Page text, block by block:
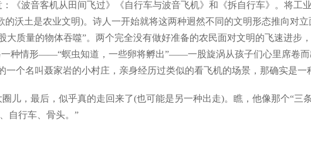
波音客机从田间飞过》《自行车与波音飞机》和《拆自行车》。将工
沃土是农业文明)。诗人一开始就将这两种迥然不同的文明形态推向对
质量的物体吞噬”。两个完全没有做好准备的农民面对文明的飞速进步
种情形——“螟虫知道，一些卵将孵出”——一股旋涡从孩子们心里席卷
个名叫聂家岩的小村庄，亲身经历过类似的看飞机的场景，那确实是一
，最后，似乎真的走回来了(也可能是另一种出走)。瞧，他像那个“三
自行车、骨头。”